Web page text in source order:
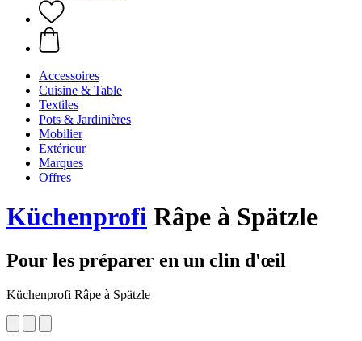
Accessoires
Cuisine & Table
Textiles
Pots & Jardinières
Mobilier
Extérieur
Marques
Offres
Küchenprofi Râpe à Spätzle
Pour les préparer en un clin d'œil
Küchenprofi Râpe à Spätzle